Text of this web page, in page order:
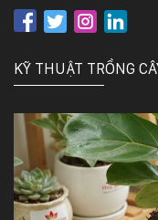
KỸ THUẬT TRỒNG